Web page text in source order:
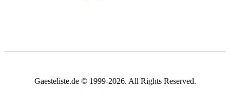
Gaesteliste.de © 1999-2026. All Rights Reserved.